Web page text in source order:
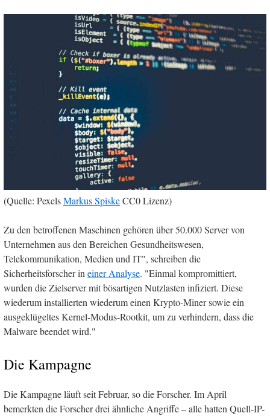
(Quelle: PexelsMarkus SpiskeCC0 Lizenz)
Zu den betroffenen Maschinen gehören über 50.000 Server von
Unternehmen aus den Bereichen Gesundheitswesen,
Telekommunikation, Medien und IT", schreiben die
Sicherheitsforscher ineiner Analyse. "Einmal kompromittiert,
wurden die Zielserver mit bösartigen Nutzlasten infiziert. Diese
wiederum installierten wiederum einen Krypto-Miner sowie ein
ausgeklügeltes Kernel-Modus-Rootkit, um zu verhindern, dass die
Malware beendet wird."
Die Kampagne
Die Kampagne läuft seit Februar, so die Forscher. Im April
bemerkten die Forscher drei ähnliche Angriffe – alle hatten Quell-IP-